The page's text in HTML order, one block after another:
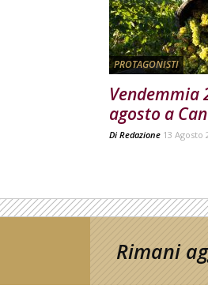
PROTAGONISTI
agosto a
Di Redazione 13 Agosto
Rimani